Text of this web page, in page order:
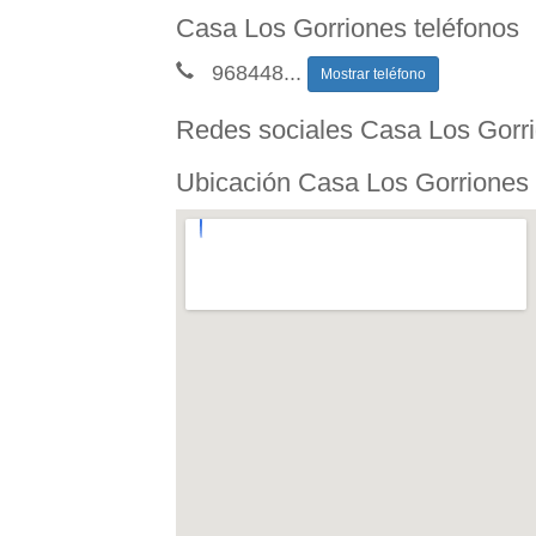
Casa Los Gorriones teléfonos
968448... Mostrar teléfono
Redes sociales Casa Los
Ubicación Casa Los Gorriones